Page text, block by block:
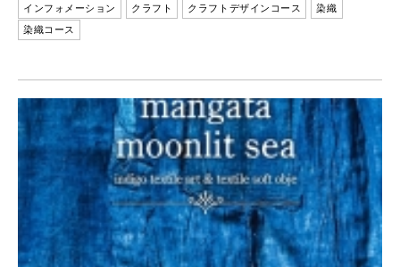
インフォメーション クラフト クラフトデザインコース
染織
染織コース